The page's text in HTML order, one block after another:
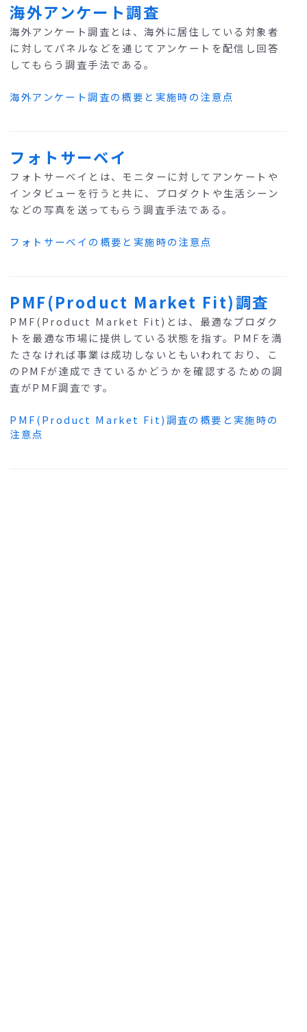
海外アンケート調査
海外アンケート調査とは、海外に居住している対象者
に対してパネルなどを通じてアンケートを配信し回答
してもらう調査手法である。
海外アンケート調査の概要と実施時の注意点
フォトサーベイ
フォトサーベイとは、モニターに対してアンケートや
インタビューを行うと共に、プロダクトや生活シーン
などの写真を送ってもらう調査手法である。
フォトサーベイの概要と実施時の注意点
PMF(Product Market Fit)調査
PMF(Product Market Fit)とは、最適なプロダク
トを最適な市場に提供している状態を指す。PMFを満
たさなければ事業は成功しないともいわれており、こ
のPMFが達成できているかどうかを確認するための調
査がPMF調査です。
PMF(Product Market Fit)調査の概要と実施時の
注意点